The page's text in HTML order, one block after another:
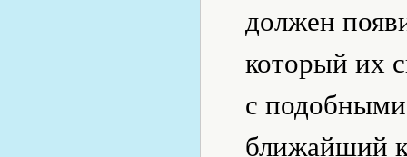
должен
который их
с
ближайший